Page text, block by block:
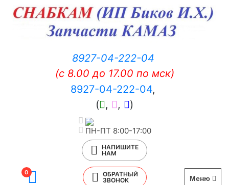
8927-04-222-04
(c 8.00 до 17.00 по мск)
8927-04-222-04,
(
, , )
ПН-ПТ 8:00-17:00
НАПИШИТЕ
НАМ
0
ОБРАТНЫЙ
ЗВОНОК
Меню